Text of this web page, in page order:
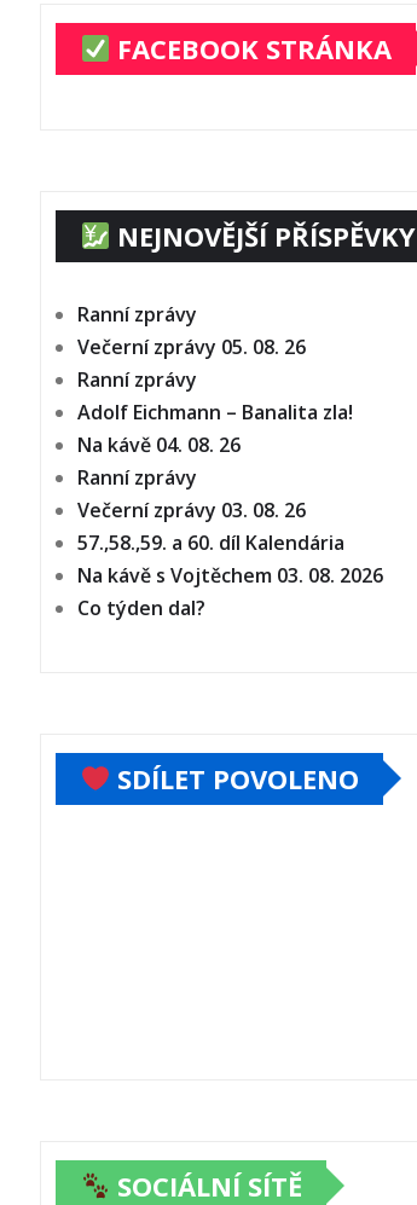
FACEBOOK STRÁNKA
NEJNOVĚJŠÍ PŘÍSPĚVKY
Ranní zprávy
Večerní zprávy 05. 08. 26
Ranní zprávy
Adolf Eichmann – Banalita zla!
Na kávě 04. 08. 26
Ranní zprávy
Večerní zprávy 03. 08. 26
57.,58.,59. a 60. díl Kalendária
Na kávě s Vojtěchem 03. 08. 2026
Co týden dal?
SDÍLET POVOLENO
SOCIÁLNÍ SÍTĚ